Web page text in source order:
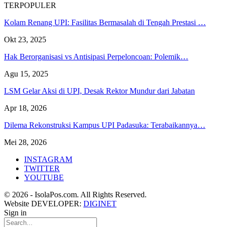
TERPOPULER
Kolam Renang UPI: Fasilitas Bermasalah di Tengah Prestasi …
Okt 23, 2025
Hak Berorganisasi vs Antisipasi Perpeloncoan: Polemik…
Agu 15, 2025
LSM Gelar Aksi di UPI, Desak Rektor Mundur dari Jabatan
Apr 18, 2026
Dilema Rekonstruksi Kampus UPI Padasuka: Terabaikannya…
Mei 28, 2026
INSTAGRAM
TWITTER
YOUTUBE
© 2026 - IsolaPos.com. All Rights Reserved.
Website DEVELOPER: DIGINET
Sign in